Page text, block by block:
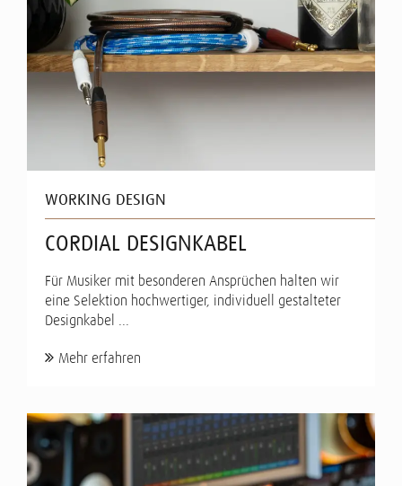
WORKING DESIGN
CORDIAL DESIGNKABEL
Für Musiker mit besonderen Ansprüchen halten wir
eine Selektion hochwertiger, individuell gestalteter
Designkabel ...
Mehr erfahren